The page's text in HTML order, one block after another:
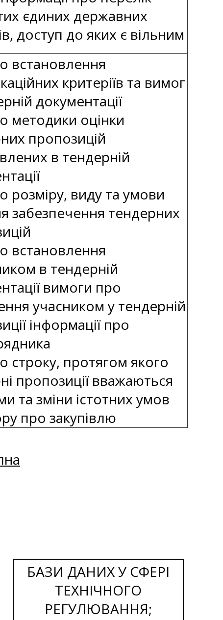
єдиних державних
доступ до яких є вільним
встановлення
критеріїв та вимог
документації
методики оцінки
пропозицій
в тендерній
розміру, виду та умови
забезпечення тендерних
встановлення
в тендерній
вимоги про
учасником у тендерній
інформації про
строку, протягом якого
пропозиції вважаються
та зміни істотних умов
про закупівлю
БАЗИ ДАНИХ У СФЕРІ
ТЕХНІЧНОГО
РЕГУЛЮВАННЯ;